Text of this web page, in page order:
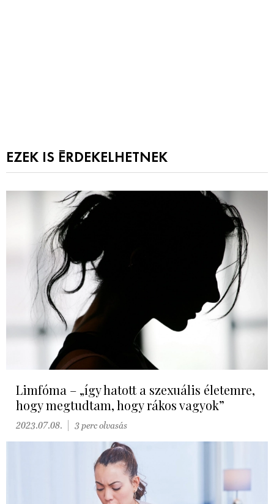
EZEK IS ÉRDEKELHETNEK
Limfóma – „így hatott a szexuális életemre,
hogy megtudtam, hogy rákos vagyok”
2023.07.08. 3 perc olvasás